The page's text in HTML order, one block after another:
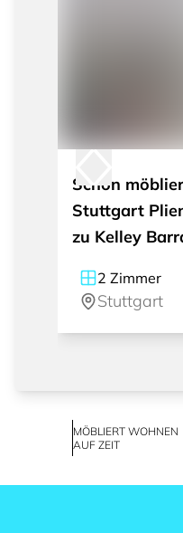
Schön
Stuttgart
zu Kelley
2 Zimmer
Stuttgart
MÖBLIERT WOHNEN
AUF ZEIT